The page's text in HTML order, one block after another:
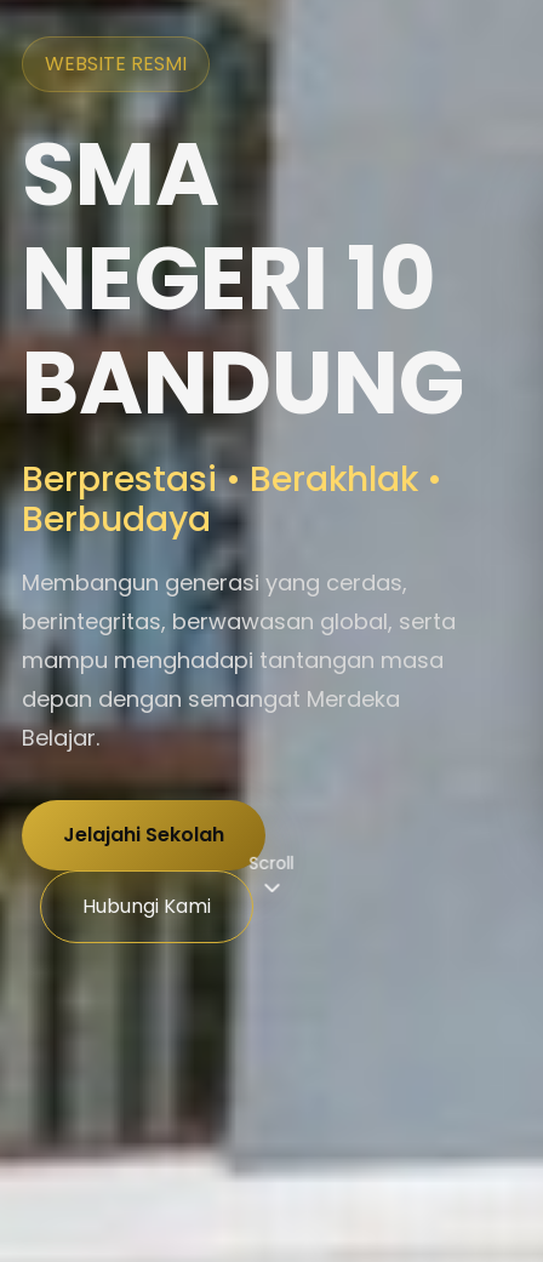
WEBSITE RESMI
SMA
NEGERI 10
BANDUNG
Berprestasi • Berakhlak •
Berbudaya
Membangun generasi yang cerdas,
berintegritas, berwawasan global, serta
mampu menghadapi tantangan masa
depan dengan semangat Merdeka
Belajar.
Jelajahi Sekolah
Hubungi Kami
Scroll